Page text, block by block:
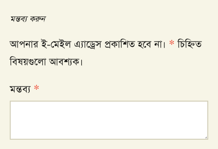
মন্তব্য করুন
আপনার ই-মেইল এ্যাড্রেস প্রকাশিত হবে না। * চিহ্নিত
বিষয়গুলো আবশ্যক।
মন্তব্য *